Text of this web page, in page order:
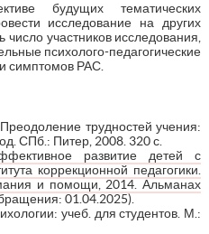
будущих тематических
исследование на других
число участников исследования,
психолого-педагогические
симптомов РАС.
трудностей учения:
СПб.: Питер, 2008. 320 с.
развитие детей с
коррекционной педагогики.
и помощи, 2014. Альманах
01.04.2025).
учеб. для студентов. М.: